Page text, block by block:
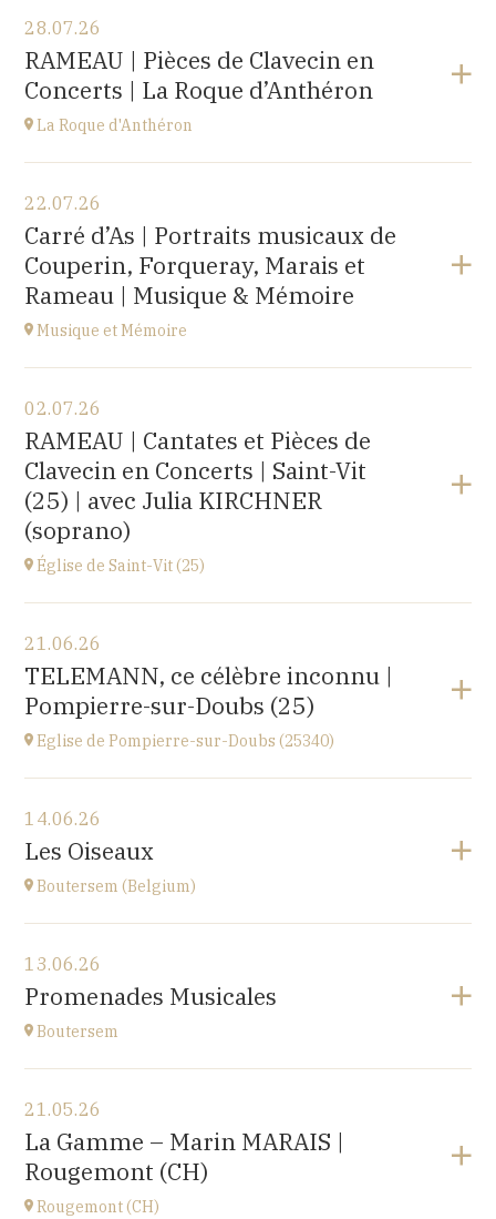
28.07.26
RAMEAU | Pièces de Clavecin en
Concerts | La Roque d’Anthéron
La Roque d'Anthéron
Cloître de l'Abbaye de Silvacane
à18H30
Accéder au site
22.07.26
Carré d’As | Portraits musicaux de
Couperin, Forqueray, Marais et
Rameau | Musique & Mémoire
Musique et Mémoire
Eglise de Faucogney-et-la-Mer
(70310)
à17H00
02.07.26
RAMEAU | Cantates et Pièces de
Clavecin en Concerts | Saint-Vit
(25) | avec Julia KIRCHNER
(soprano)
Église de Saint-Vit (25)
1 place de la Mairie,
25410 SAINT-VIT
à18H00
Accéder au site
21.06.26
TELEMANN, ce célèbre inconnu |
Pompierre-sur-Doubs (25)
Eglise de Pompierre-sur-Doubs (25340)
Eglise de Pompierre-sur-Doubs (25340)
3 chemin de l'église
à17H
14.06.26
Les Oiseaux
Boutersem (Belgium)
Sint-Annakerk
Roosbeek
à17H00
13.06.26
Promenades Musicales
Boutersem
Boutersem
promenade dans la ville
à14H
21.05.26
La Gamme – Marin MARAIS |
Rougemont (CH)
Rougemont (CH)